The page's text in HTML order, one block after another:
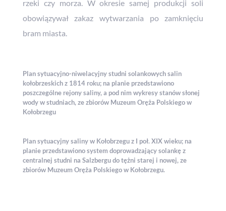
rzeki czy morza. W okresie samej produkcji soli
obowiązywał zakaz wytwarzania po zamknięciu
bram miasta.
Plan sytuacyjno-niwelacyjny studni solankowych salin
kołobrzeskich z 1814 roku; na planie przedstawiono
poszczególne rejony saliny, a pod nim wykresy stanów słonej
wody w studniach, ze zbiorów Muzeum Oręża Polskiego w
Kołobrzegu
Plan sytuacyjny saliny w Kołobrzegu z I poł. XIX wieku; na
planie przedstawiono system doprowadzający solankę z
centralnej studni na Salzbergu do tężni starej i nowej, ze
zbiorów Muzeum Oręża Polskiego w Kołobrzegu.